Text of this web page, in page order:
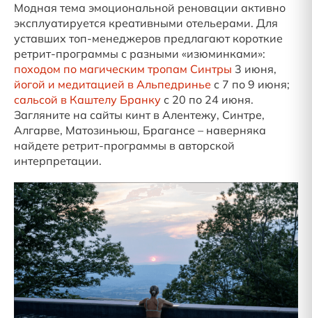
Модная тема эмоциональной реновации активно
эксплуатируется креативными отельерами. Для
уставших топ-менеджеров предлагают короткие
ретрит-программы с разными «изюминками»:
походом по магическим тропам Синтры 3 июня,
йогой и медитацией в Альпедринье с 7 по 9 июня;
сальсой в Каштелу Бранку с 20 по 24 июня.
Загляните на сайты кинт в Алентежу, Синтре,
Алгарве, Матозиньюш, Брагансе – наверняка
найдете ретрит-программы в авторской
интерпретации.